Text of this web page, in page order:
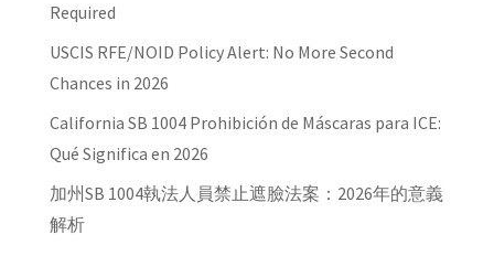
Required
USCIS RFE/NOID Policy Alert: No More Second
Chances in 2026
California SB 1004 Prohibición de Máscaras para ICE:
Qué Significa en 2026
加州SB 1004執法人員禁止遮臉法案：2026年的意義
解析